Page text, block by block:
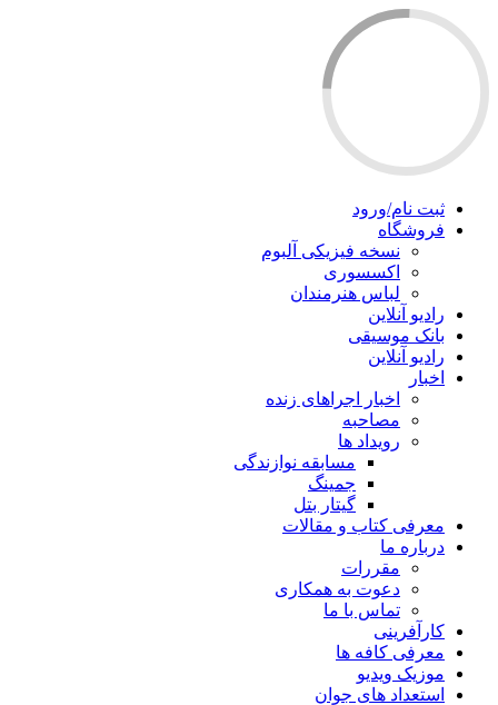
ثبت نام/ورود
فروشگاه
نسخه فیزیکی آلبوم
اکسسوری
لباس هنرمندان
رادیو آنلاین
بانک موسیقی
رادیو آنلاین
اخبار
اخبار اجراهای زنده
مصاحبه
رویداد ها
مسابقه نوازندگی
جمینگ
گیتار بتل
معرفی کتاب و مقالات
درباره ما
مقررات
دعوت به همکاری
تماس با ما
کارآفرینی
معرفی کافه ها
موزیک ویدیو
استعداد های جوان